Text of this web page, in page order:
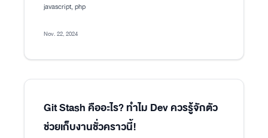
javascript, php
Nov. 22, 2024
Git Stash คืออะไร? ทำไม Dev ควรรู้จักตัว
ช่วยเก็บงานชั่วคราวนี้!